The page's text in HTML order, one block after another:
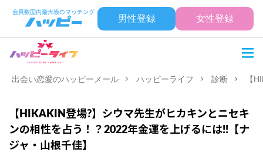
男性登録 女性登録
出会い恋愛のハッピーメール ハッピーライフ 診断 【
【HIKAKIN登場?】シウマ先生がヒカキンとニセキ
ンの相性を占う！？2022年金運を上げるには!!【ナ
ジャ・山根千佳】